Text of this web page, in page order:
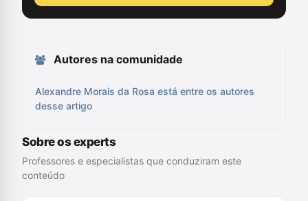
Autores na comunidade
Alexandre Morais da Rosa está entre os autores
desse artigo
Sobre os experts
Professores e especialistas que conduziram este
conteúdo